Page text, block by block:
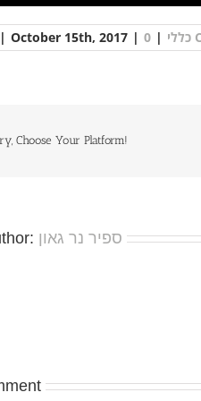
| October 15th, 2017 | כללי |
Choose Your Platform!
ספיר נר גאון